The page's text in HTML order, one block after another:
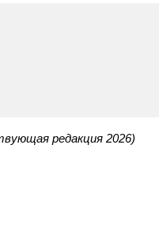
редакция 2026)